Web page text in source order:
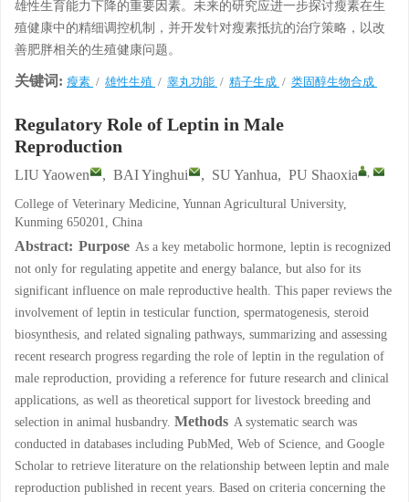
雄性生育能力下降的重要因素。未来的研究应进一步探讨瘦素在生
殖健康中的精细调控机制，并开发针对瘦素抵抗的治疗策略，以改
善肥胖相关的生殖健康问题。
关键词: 瘦素 / 雄性生殖 / 睾丸功能 / 精子生成 / 类固醇生物合成
Regulatory Role of Leptin in Male
Reproduction
LIU Yaowen , BAI Yinghui , SU Yanhua, PU Shaoxia ,
College of Veterinary Medicine, Yunnan Agricultural University,
Kunming 650201, China
Abstract: Purpose As a key metabolic hormone, leptin is recognized
not only for regulating appetite and energy balance, but also for its
significant influence on male reproductive health. This paper reviews the
involvement of leptin in testicular function, spermatogenesis, steroid
biosynthesis, and related signaling pathways, summarizing and assessing
recent research progress regarding the role of leptin in the regulation of
male reproduction, providing a reference for future research and clinical
applications, as well as theoretical support for livestock breeding and
selection in animal husbandry. Methods A systematic search was
conducted in databases including PubMed, Web of Science, and Google
Scholar to retrieve literature on the relationship between leptin and male
reproduction published in recent years. Based on criteria concerning the